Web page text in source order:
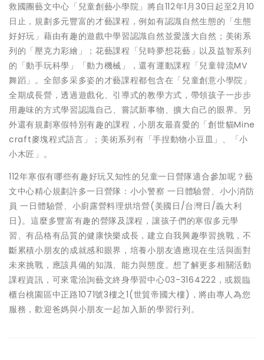
救國團藝文中心「兒童創藝小學院」將自112年1月30日起至2月10
日止，規劃多元豐富的才藝課程，例如有認識自然生態的「生態
好好玩」藉由有趣的遊戲中學習認識自然並愛護大自然；美術系
列的「壓克力彩繪」；花藝課程「兒時夢想花藝」以及益智系列
的「動手玩科學」「動力機械」，還有運動課程「兒童韓流MV
舞蹈」。全部多采多姿的才藝課程都包含在「兒童創意小學院」
全期成長營，透過遊戲化、引導式的教學方式，帶領孩子一步步
用趣味的方式學習認識自己、嘗試新事物、擴大自己的眼界。另
外還有規劃寒假特別有趣的課程，小朋友最喜愛的「創世貓Mine
craft麥塊程式語言」；美術系列有「手捏動物小豆皿」、「小
小木匠」。
112年寒假有哪些有趣好玩又知性的兒童一日營隊適合參加呢？藝
文中心精心規劃許多一日營隊：小小警察 一日體驗營、小小消防
員 一日體驗營、小廚露營料理烘培營(美國日/台灣日/義大利
日)。這麼多豐富有趣的營隊及課程，讓孩子們的寒假多元學
習、有品格有品質的健康快樂成長，建立自我興趣學習挑戰，不
斷累積小朋友的成就感和眼界，培養小朋友適應現在生活與面對
未來挑戰，應該具備的知識、能力與態度。想了解更多相關活動
課程資訊，可來電洽詢藝文終身學習中心03-3164222，或親臨
櫃台桃園區中正路1071號3樓之1(世貿帝國大樓)，將由專人為您
服務，歡迎爸媽與小朋友一起加入新的學習行列。